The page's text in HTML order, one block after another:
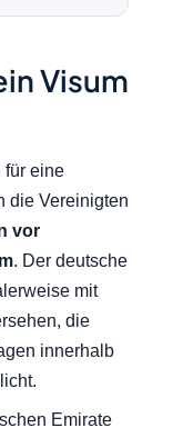
Visum
für eine
die Vereinigten
vor
. Der deutsche
mit
die
innerhalb
Emirate